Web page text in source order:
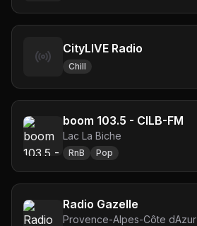
CityLIVE Radio
Chill
boom 103.5 - CILB-FM
Lac La Biche
RnB Pop
Radio Gazelle
Provence-Alpes-Côte dAzur